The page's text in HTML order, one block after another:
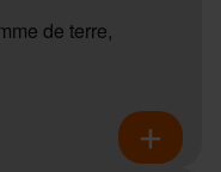
de terre,